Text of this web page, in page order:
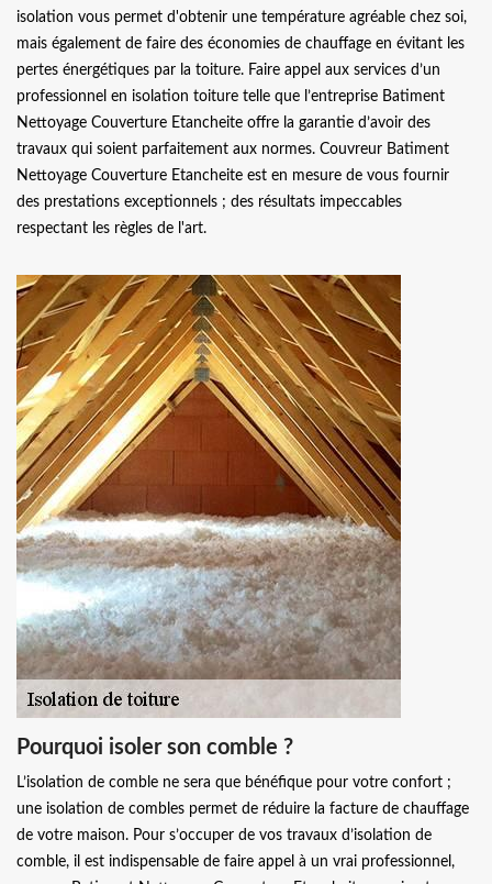
isolation vous permet d'obtenir une température agréable chez soi,
mais également de faire des économies de chauffage en évitant les
pertes énergétiques par la toiture. Faire appel aux services d’un
professionnel en isolation toiture telle que l’entreprise Batiment
Nettoyage Couverture Etancheite offre la garantie d’avoir des
travaux qui soient parfaitement aux normes. Couvreur Batiment
Nettoyage Couverture Etancheite est en mesure de vous fournir
des prestations exceptionnels ; des résultats impeccables
respectant les règles de l'art.
Pourquoi isoler son comble ?
L’isolation de comble ne sera que bénéfique pour votre confort ;
une isolation de combles permet de réduire la facture de chauffage
de votre maison. Pour s’occuper de vos travaux d’isolation de
comble, il est indispensable de faire appel à un vrai professionnel,